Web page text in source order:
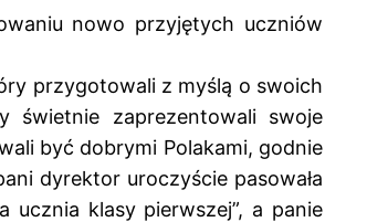
nowo przyjętych uczniów
przygotowali z myślą o swoich
zaprezentowali swoje
być dobrymi Polakami, godnie
dyrektor uroczyście pasowała
ucznia klasy pierwszej”, a panie